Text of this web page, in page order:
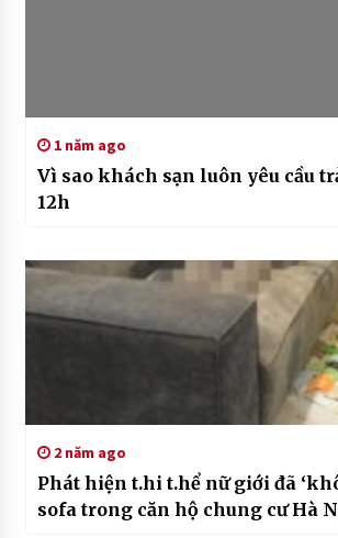
1 năm ago
Vì sao khách sạn luôn yêu cầu
12h
2 năm ago
Phát hiện t.hi t.hể nữ giới đã
sofa trong căn hộ chung cư Hà